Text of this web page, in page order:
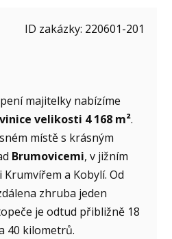
ID zakázky: 220601-201
majitelky nabízíme
vinice velikosti 4 168 m².
místě s krásným
Brumovicemi, v jižním
a Kobylí. Od
zhruba jeden
je odtud přibližně 18
40 kilometrů.